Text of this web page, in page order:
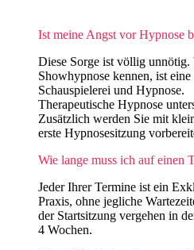
Ist meine Angst vor Hypnose
Diese Sorge ist völlig unnötig.
Showhypnose kennen, ist
Schauspielerei und Hypnose.
Therapeutische Hypnose
Zusätzlich werden Sie mit
erste Hypnosesitzung
Wie lange muss ich auf einen
Jeder Ihrer Termine ist ein
Praxis, ohne jegliche
der Startsitzung vergehen in
4 Wochen.